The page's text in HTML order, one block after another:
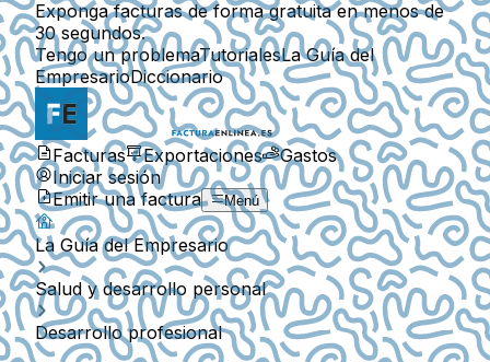
Exponga facturas de forma gratuita en menos de
30 segundos.
Tengo un problemaTutorialesLa Guía del
EmpresarioDiccionario
Facturas Exportaciones
Gastos
Iniciar sesión
Emitir una factura
Menú
La Guía del Empresario
Salud y desarrollo personal
Desarrollo profesional